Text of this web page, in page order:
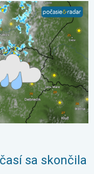
3-dňová predpoveď.
sa skončila